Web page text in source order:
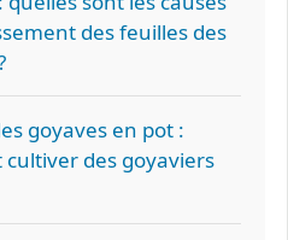
des feuilles des
goyaves en pot :
des goyaviers